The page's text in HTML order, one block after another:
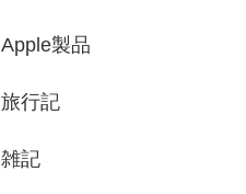
Apple製品
旅行記
雑記